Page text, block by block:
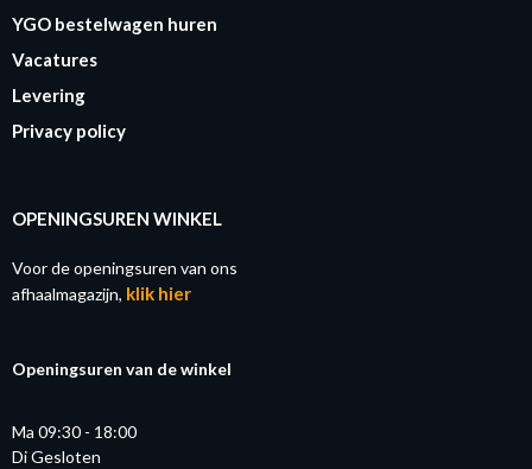
YGO bestelwagen huren
Vacatures
Levering
Privacy policy
OPENINGSUREN WINKEL
Voor de openingsuren van ons
afhaalmagazijn, klik hier
Openingsuren van de winkel
Ma 09:30 - 18:00
Di Gesloten